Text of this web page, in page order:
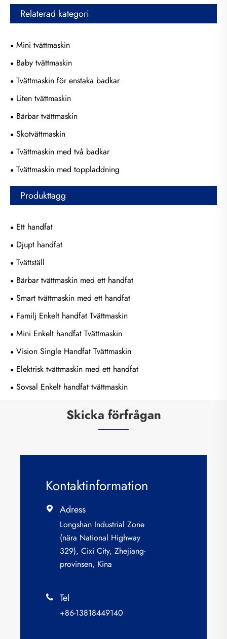
Relaterad kategori
Mini tvättmaskin
Baby tvättmaskin
Tvättmaskin för enstaka badkar
Liten tvättmaskin
Bärbar tvättmaskin
Skotvättmaskin
Tvättmaskin med två badkar
Tvättmaskin med toppladdning
Produkttagg
Ett handfat
Djupt handfat
Tvättställ
Bärbar tvättmaskin med ett handfat
Smart tvättmaskin med ett handfat
Familj Enkelt handfat Tvättmaskin
Mini Enkelt handfat Tvättmaskin
Vision Single Handfat Tvättmaskin
Elektrisk tvättmaskin med ett handfat
Sovsal Enkelt handfat tvättmaskin
Skicka förfrågan
Kontaktinformation
 Adress
Longshan Industrial Zone
(nära National Highway
329), Cixi City, Zhejiang-
provinsen, Kina
 Tel
+86-13818449140